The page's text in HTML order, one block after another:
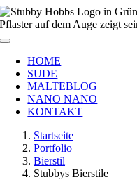
Zum
Inhalt
springen
Toggle
Navigation
HOME
SUDE
MALTEBLOG
NANO NANO
KONTAKT
Startseite
Portfolio
Bierstil
Stubbys Bierstile